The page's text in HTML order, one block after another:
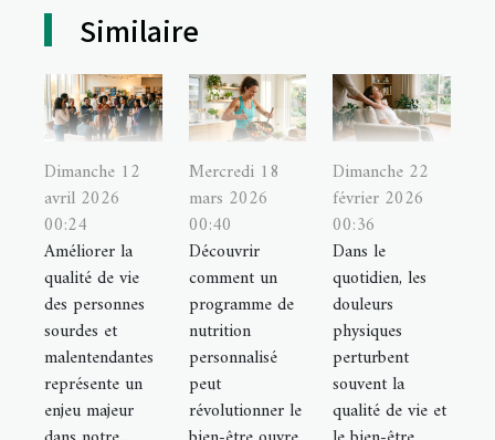
Similaire
Dimanche 12
avril 2026
00:24
Améliorer la
qualité de vie
des personnes
sourdes et
malentendantes
représente un
enjeu majeur
Mercredi 18
mars 2026
00:40
Découvrir
comment un
programme de
nutrition
personnalisé
peut
révolutionner le
Dimanche 22
février 2026
00:36
Dans le
quotidien, les
douleurs
physiques
perturbent
souvent la
qualité de vie et